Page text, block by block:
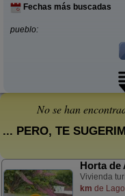
Fechas más buscadas
pueblo:
No se han
... PERO, TE
Horta de
Vivienda
km de